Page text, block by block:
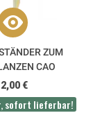
ZUM
CAO
€
sofort lieferbar!